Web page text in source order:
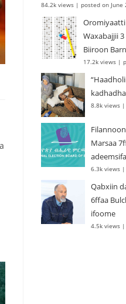
84.2k views | posted on June
Waxabajjii
Biiroon
17.2k views |
8.8k views |
Marsaa
6.3k views |
Qabxiin
6ffaa
ifoome
4.5k views |